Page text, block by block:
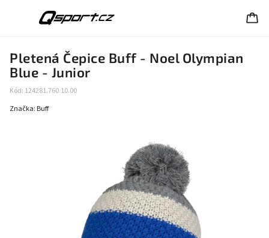
Pletená Čepice Buff - Noel Olympian
Blue - Junior
Kód: 124281.760.10.00
Značka: Buff